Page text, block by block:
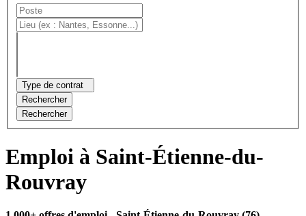
Type de contrat
Rechercher
Rechercher
Emploi à Saint-Étienne-du-
Rouvray